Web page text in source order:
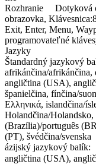
Rozhranie Dotyková
obrazovka,
Exit, Enter, Menu,
programovateľné
Jazyky
Štandardný jazykový
afrikánčina/afrikánčina,
angličtina (USA),
španielčina, fínčina/
Ελληνικά, islandčina/
Holandčina/
(Brazília)/português
(PT), švédčina/svenska
ázijský jazykový balík:
angličtina (USA),